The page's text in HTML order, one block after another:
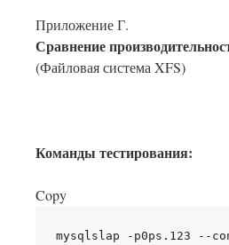
Приложение Г.
Сравнение
(Файловая система XFS)
Команды тестирования:
Copy